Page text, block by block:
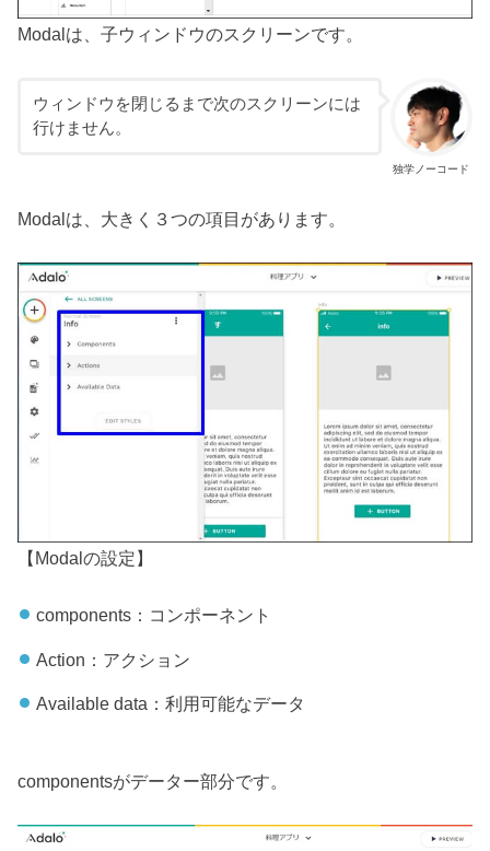
Modalは、子ウィンドウのスクリーンです。
独学ノーコード
ウィンドウを閉じるまで次のスクリーンには
行けません。
Modalは、大きく３つの項目があります。
【Modalの設定】
components：コンポーネント
Action：アクション
Available data：利用可能なデータ
componentsがデーター部分です。